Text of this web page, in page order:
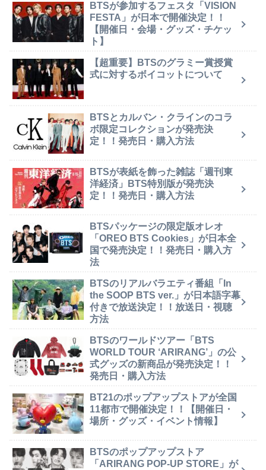
BTSが参加するフェスタ「VISION
FESTA」が日本で開催決定！！
【開催日・会場・グッズ・チケッ
ト】
【超重要】BTSのグラミー賞授賞
式に対するボイコットについて
BTSとカルバン・クラインのコラ
ボ限定コレクションが発売決
定！！発売日・購入方法
BTSが表紙を飾った雑誌「週刊東
洋経済」BTS特別版が発売決
定！！発売日・購入方法
BTSパッケージの限定版オレオ
「OREO BTS Cookies」が日本全
国で発売決定！！発売日・購入方
法
BTSのリアルバラエティ番組「In
the SOOP BTS ver.」が日本語字幕
付きで放送決定！！放送日・視聴
方法
BTSのワールドツアー「BTS
WORLD TOUR ‘ARIRANG’」の公
式グッズの新商品が発売決定！！
発売日・購入方法
BT21のポップアップストアが全国
11都市で開催決定！！【開催日・
場所・グッズ・イベント情報】
BTSのポップアップストア
「ARIRANG POP-UP STORE」が